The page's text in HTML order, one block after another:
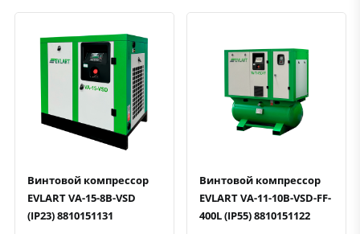
Быстрый просмотрДобавить к сравнению
Добавить в избранное
Винтовой компрессор
EVLART VA-15-8B-VSD
(IP23) 8810151131
Быстрый просмотрДобавить к сравнению
Добавить в избранное
Винтовой компрессор
EVLART VA-11-10B-VSD-FF-
400L (IP55) 8810151122